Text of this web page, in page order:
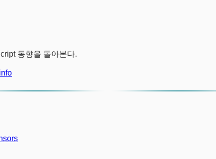
동향을 돌아본다.